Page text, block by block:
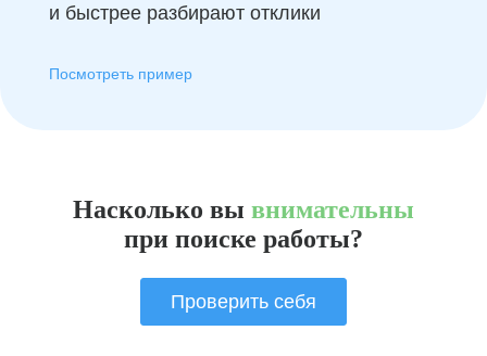
и быстрее разбирают отклики
Посмотреть пример
Насколько вы внимательны
при поиске работы?
Проверить себя